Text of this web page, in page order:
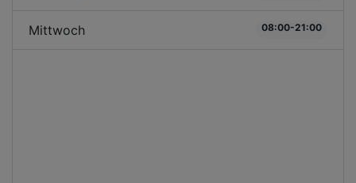
Mittwoch 08:00-21:00